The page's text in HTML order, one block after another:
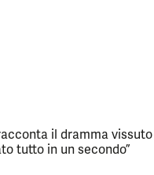
il dramma
tutto in un secondo”